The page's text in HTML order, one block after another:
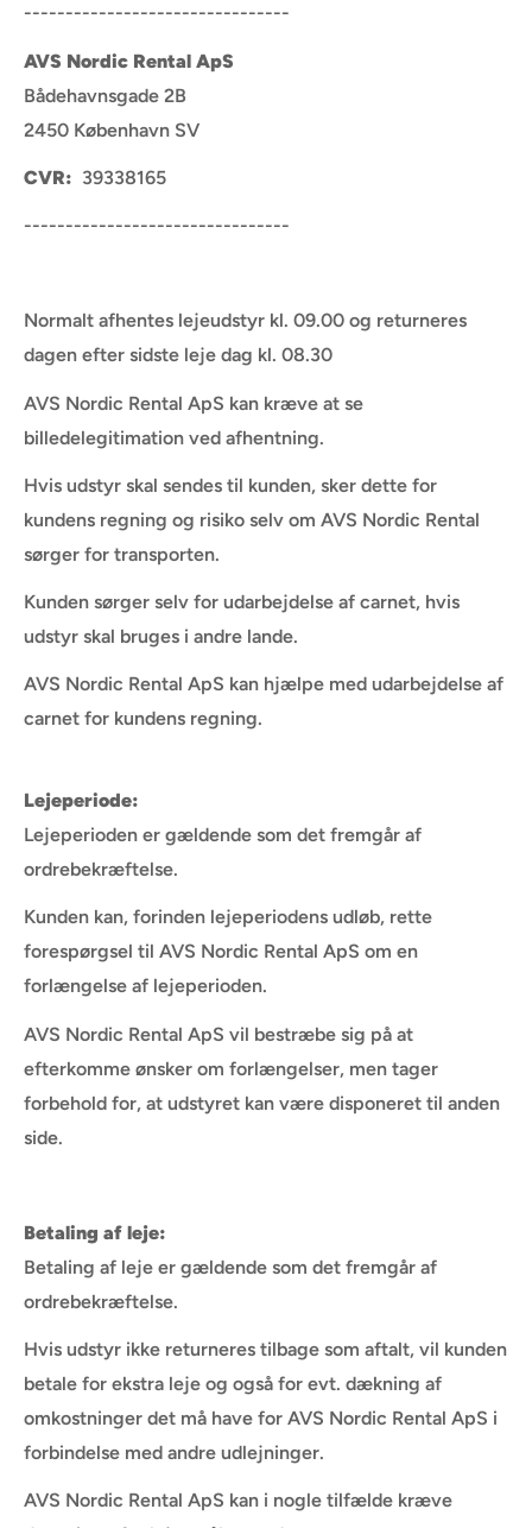
--------------------------------
AVS Nordic Rental ApS
Bådehavnsgade 2B
2450 København SV
CVR: 39338165
--------------------------------
Normalt afhentes lejeudstyr kl. 09.00 og returneres
dagen efter sidste leje dag kl. 08.30
AVS Nordic Rental ApS kan kræve at se
billedelegitimation ved afhentning.
Hvis udstyr skal sendes til kunden, sker dette for
kundens regning og risiko selv om AVS Nordic Rental
sørger for transporten.
Kunden sørger selv for udarbejdelse af carnet, hvis
udstyr skal bruges i andre lande.
AVS Nordic Rental ApS kan hjælpe med udarbejdelse af
carnet for kundens regning.
Lejeperiode:
Lejeperioden er gældende som det fremgår af
ordrebekræftelse.
Kunden kan, forinden lejeperiodens udløb, rette
forespørgsel til AVS Nordic Rental ApS om en
forlængelse af lejeperioden.
AVS Nordic Rental ApS vil bestræbe sig på at
efterkomme ønsker om forlængelser, men tager
forbehold for, at udstyret kan være disponeret til anden
side.
Betaling af leje:
Betaling af leje er gældende som det fremgår af
ordrebekræftelse.
Hvis udstyr ikke returneres tilbage som aftalt, vil kunden
betale for ekstra leje og også for evt. dækning af
omkostninger det må have for AVS Nordic Rental ApS i
forbindelse med andre udlejninger.
AVS Nordic Rental ApS kan i nogle tilfælde kræve